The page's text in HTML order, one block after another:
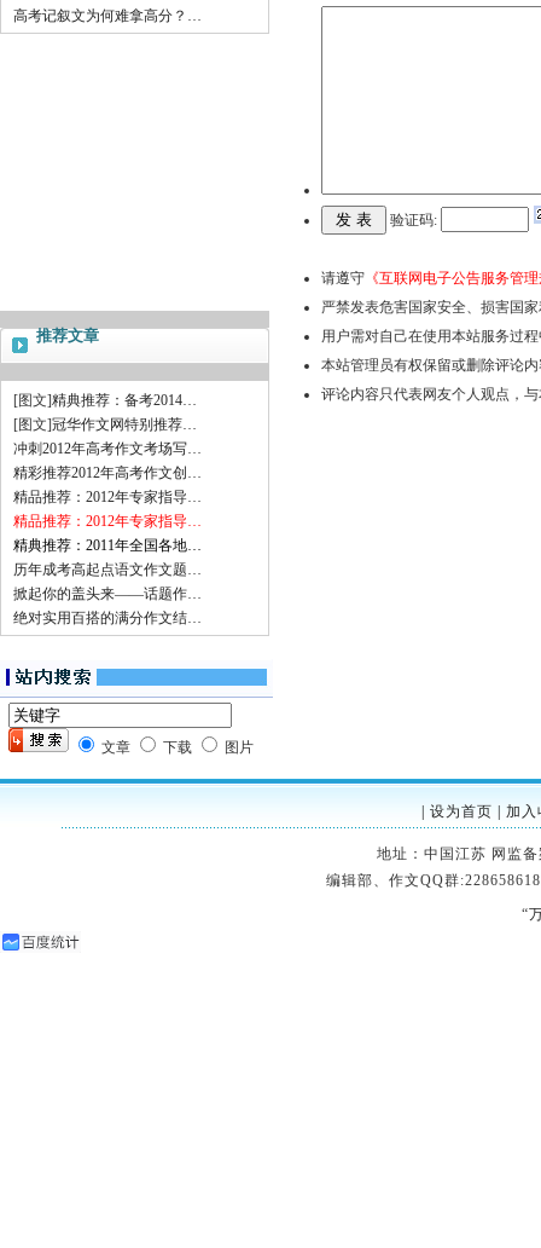
高考记叙文为何难拿高分？…
推荐文章
[图文]精典推荐：备考2014…
[图文]冠华作文网特别推荐…
冲刺2012年高考作文考场写…
精彩推荐2012年高考作文创…
精品推荐：2012年专家指导…
精品推荐：2012年专家指导…
精典推荐：2011年全国各地…
历年成考高起点语文作文题…
掀起你的盖头来——话题作…
绝对实用百搭的满分作文结…
文章 下载 图片
验证码:
请遵守 《互联网电子公告服务管
严禁发表危害国家安全、损害国
用户需对自己在使用本站服务过
本站管理员有权保留或删除评论
评论内容只代表网友个人观点，
设为首页 加入
地址：中国江苏 网监
编辑部、作文QQ群
“